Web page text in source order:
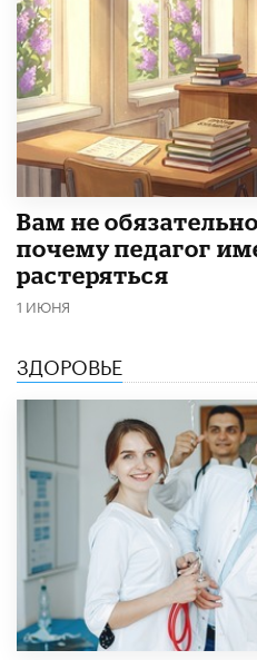
​Вам не
почему педагог
растеряться
1 ИЮНЯ
ЗДОРОВЬЕ